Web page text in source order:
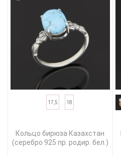
17,5 18
Кольцо бирюза Казахстан
(серебро 925 пр. родир. бел.)